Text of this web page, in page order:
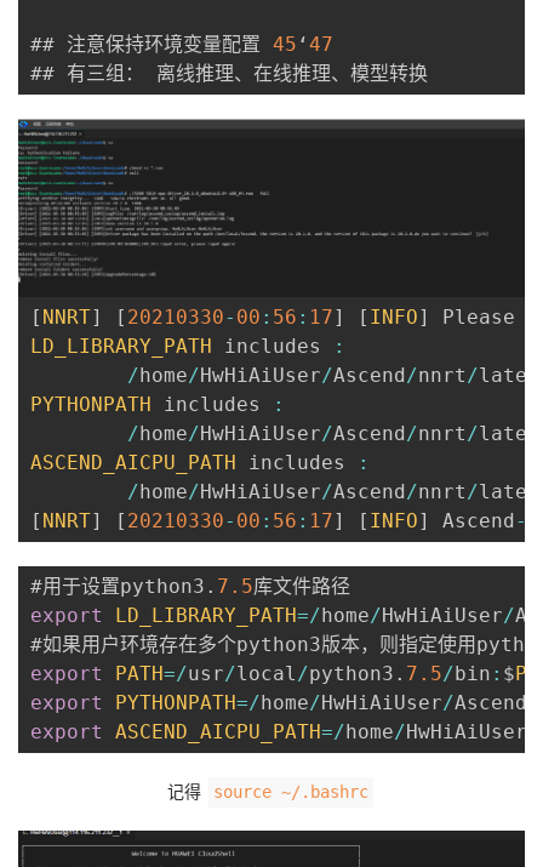
## 注意保持环境变量配置 45 ‘47
[ NNRT] [ 20210330- 00 : 56 : 17] [ INFO]
Please
LD_LIBRARY_PATH includes
:
/home/HwHiAiUser/Ascend/nnrt/
PYTHONPATH includes
:
/home/HwHiAiUser/Ascend/nnrt/
ASCEND_AICPU_PATH includes
:
/home/HwHiAiUser/Ascend/nnrt/
[ NNRT] [ 20210330- 00 : 56 : 17] [ INFO] Ascend -
#用于设置python3 . 7.5
export
LD_LIBRARY_PATH=/home/HwHiAiUser/
#如果用户环境存在多个python3版本，则指定使用
export
PATH=/usr/local/python3 . 7.5/bin : $
export
PYTHONPATH=/home/HwHiAiUser/Ascend
export
ASCEND_AICPU_PATH=/home/HwHiAiUser
记得 source ~/.bashrc